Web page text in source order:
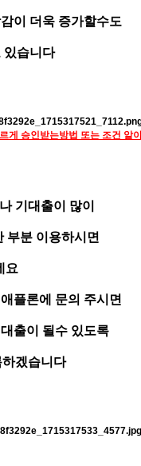
이 더욱 증가할수도
있습니다
게 승인받는방법 또는 조건 알아
기대출이 많이
부분 이용하시면
요
플론에 문의 주시면
출이 될수 있도록
겠습니다